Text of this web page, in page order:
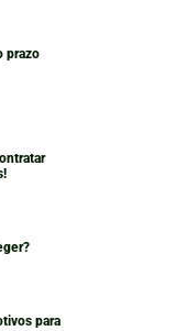
prazo
para